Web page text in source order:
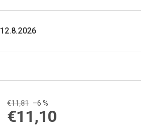
12.8.2026
€11,81 –6 %
€11,10